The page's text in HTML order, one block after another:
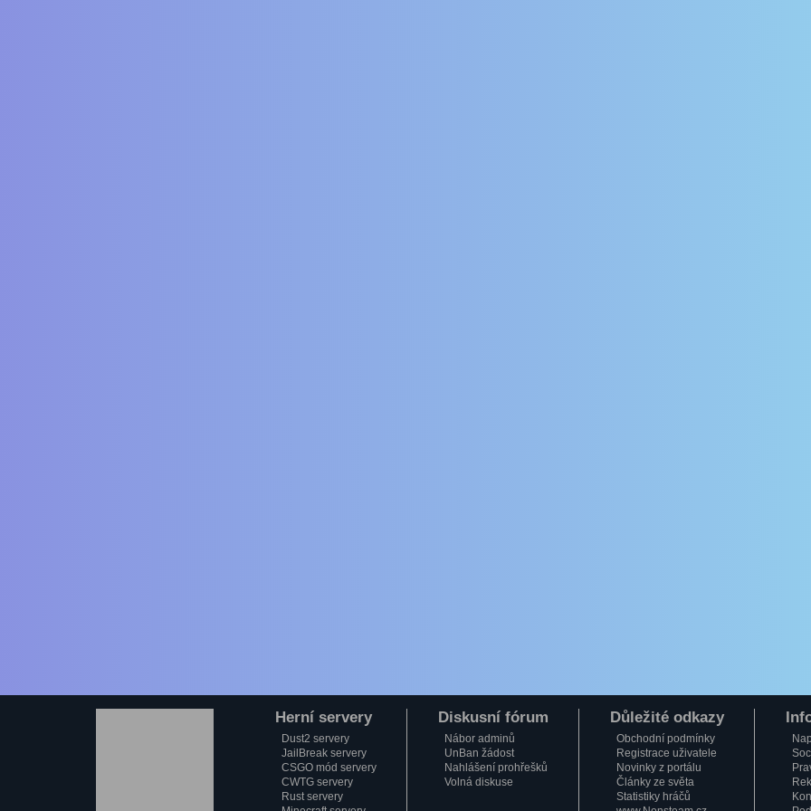
Herní servery
Dust2 servery
JailBreak servery
CSGO mód servery
CWTG servery
Rust servery
Diskusní fórum
Nábor adminů
UnBan žádost
Nahlášení prohřešků
Volná diskuse
Důležité odkazy
Obchodní podmínky
Registrace uživatele
Novinky z portálu
Články ze světa
Statistiky hráčů